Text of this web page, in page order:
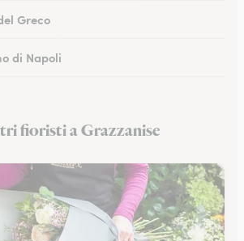
Greco
di Napoli
di Stabia
fioristi a Grazzanise